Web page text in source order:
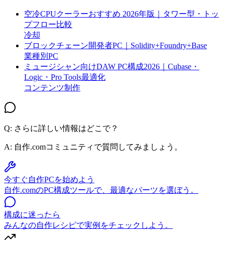
空冷CPUクーラーおすすめ 2026年版｜タワー型・トッ
プフロー比較
冷却
ブロックチェーン開発者PC｜Solidity+Foundry+Base
業種別PC
ミュージシャン向けDAW PC構成2026｜Cubase・
Logic・Pro Tools最適化
コンテンツ制作
Q: さらに詳しい情報はどこで？
A: 自作.comコミュニティで質問してみましょう。
今すぐ自作PCを始めよう
自作.comのPC構成ツールで、最適なパーツを選ぼう。
構成に迷ったら
みんなの自作レシピで実例をチェックしよう。